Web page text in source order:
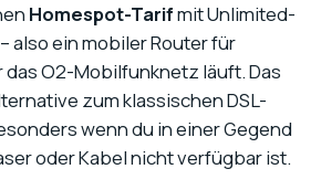
Homespot-Tarifmit Unlimited-
also ein mobiler Router für
O2-Mobilfunknetz läuft. Das
zum klassischen DSL-
wenn du in einer Gegend
oder Kabel nicht verfügbar ist.